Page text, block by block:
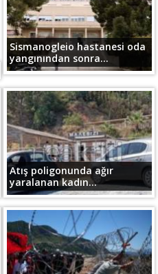
Sismanogleio hastanesi oda
yangınından sonra...
Atış poligonunda ağır
yaralanan kadın...